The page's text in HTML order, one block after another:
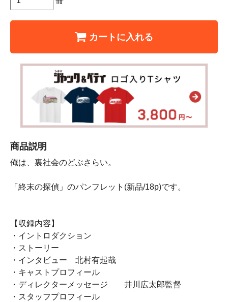
カートに入れる
商品説明
俺は、裏社会のどぶさらい。
「終末の探偵」のパンフレット(新品/18p)です。
【収録内容】
・イントロダクション
・ストーリー
・インタビュー 北村有起哉
・キャストプロフィール
・ディレクターメッセージ 井川広太郎監督
・スタッフプロフィール